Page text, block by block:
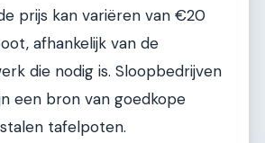
prijs kan variëren van €20
afhankelijk van de
die nodig is. Sloopbedrijven
een bron van goedkope
tafelpoten.